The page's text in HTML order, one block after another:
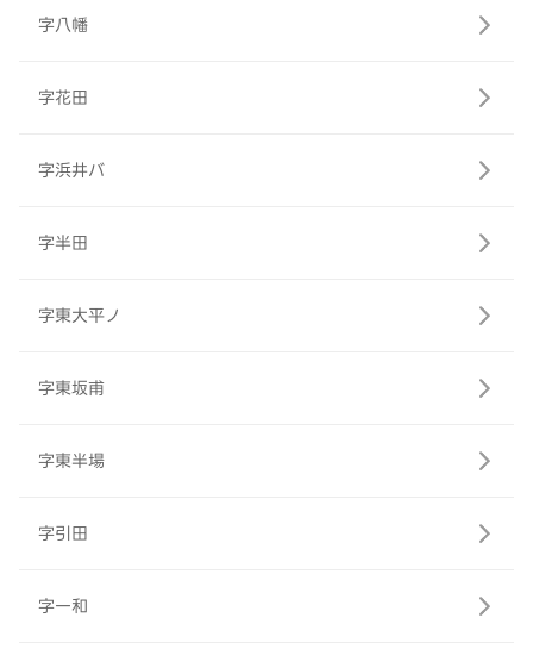
字八幡
字花田
字浜井バ
字半田
字東大平ノ
字東坂甫
字東半場
字引田
字一和